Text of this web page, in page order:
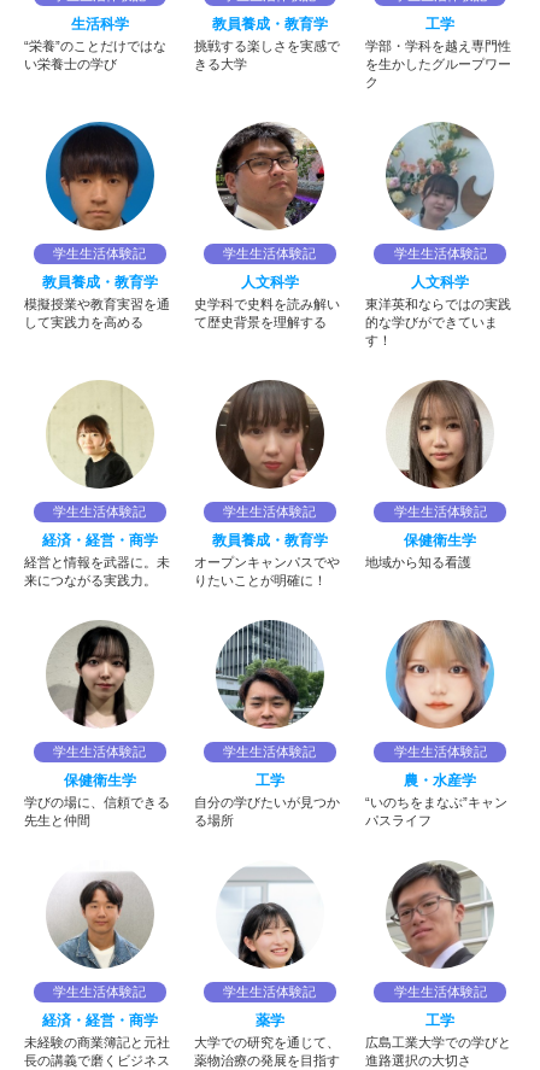
生活科学
“栄養”のことだけではな
い栄養士の学び
教員養成・教育学
挑戦する楽しさを実感で
きる大学
工学
学部・学科を越え専門性
を生かしたグループワー
ク
学生生活体験記
教員養成・教育学
模擬授業や教育実習を通
して実践力を高める
学生生活体験記
人文科学
史学科で史料を読み解い
て歴史背景を理解する
学生生活体験記
人文科学
東洋英和ならではの実践
的な学びができていま
す！
学生生活体験記
経済・経営・商学
経営と情報を武器に。未
来につながる実践力。
学生生活体験記
教員養成・教育学
オープンキャンパスでや
りたいことが明確に！
学生生活体験記
保健衛生学
地域から知る看護
学生生活体験記
保健衛生学
学びの場に、信頼できる
先生と仲間
学生生活体験記
工学
自分の学びたいが見つか
る場所
学生生活体験記
農・水産学
“いのちをまなぶ”キャン
パスライフ
学生生活体験記
経済・経営・商学
未経験の商業簿記と元社
長の講義で磨くビジネス
学生生活体験記
薬学
大学での研究を通じて、
薬物治療の発展を目指す
学生生活体験記
工学
広島工業大学での学びと
進路選択の大切さ